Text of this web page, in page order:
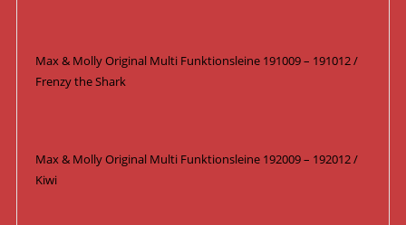
Max & Molly Original Multi Funktionsleine 191009 – 191012 /
Frenzy the Shark
Max & Molly Original Multi Funktionsleine 192009 – 192012 /
Kiwi